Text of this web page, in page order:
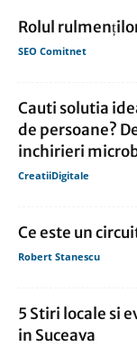
Rolul
SEO Comitnet
Cauti solutia
de persoane?
inchirieri
CreatiiDigitale
Ce este un
Robert Stanescu
5 Stiri locale si
in Suceava